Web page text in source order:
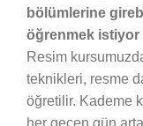
bölümlerine
öğrenmek
Resim
teknikleri, resme
öğretilir. Kademe